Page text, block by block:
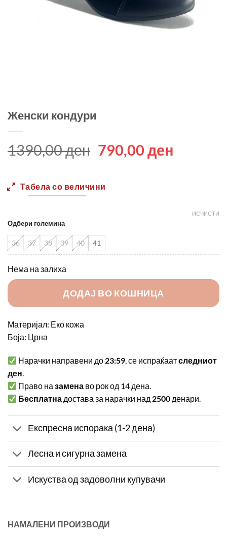
Женски кондури
1390,00ден Original
1390,00 ден.
790,00 ден
Табела со величини
Одбери големина
36 37 38 39 40 41
ИСЧИСТИ
Нема на залиха
ДОДАЈ ВО КОШНИЦА
Материјал: Еко кожа
Боја: Црна
Нарачки направени до 23:59, се испраќаатследниот
ден.
Право назамена во рок од 14 дена.
Бесплатна достава за нарачки над 2500 денари.
Експресна испорака (1-2 дена)
Лесна и сигурна замена
Искуства од задоволни купувачи
НАМАЛЕНИ ПРОИЗВОДИ